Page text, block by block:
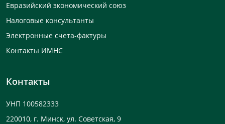
Евразийский экономический союз
Налоговые консультанты
Электронные счета-фактуры
Контакты ИМНС
Контакты
УНП 100582333
220010, г. Минск, ул. Советская, 9